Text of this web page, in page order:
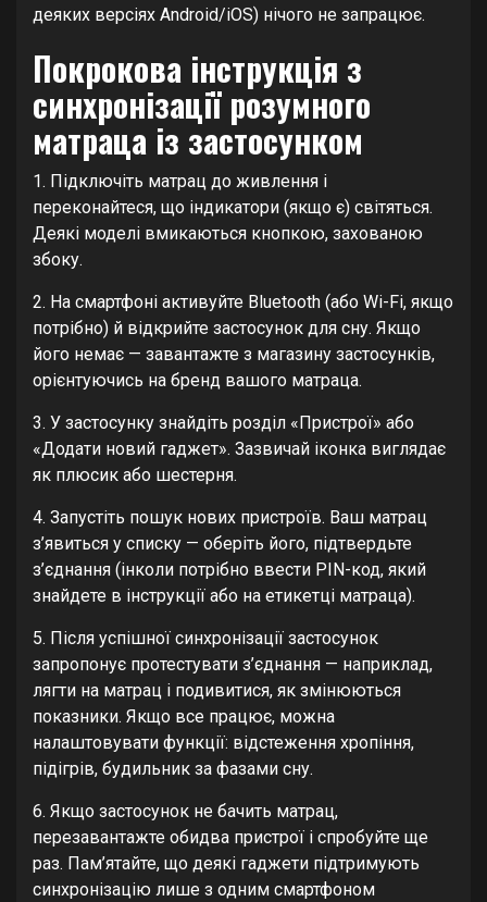
деяких версіях Android/iOS) нічого не запрацює.
Покрокова інструкція з
синхронізації розумного
матраца із застосунком
1. Підключіть матрац до живлення і
переконайтеся, що індикатори (якщо є) світяться.
Деякі моделі вмикаються кнопкою, захованою
збоку.
2. На смартфоні активуйте Bluetooth (або Wi-Fi, якщо
потрібно) й відкрийте застосунок для сну. Якщо
його немає — завантажте з магазину застосунків,
орієнтуючись на бренд вашого матраца.
3. У застосунку знайдіть розділ «Пристрої» або
«Додати новий гаджет». Зазвичай іконка виглядає
як плюсик або шестерня.
4. Запустіть пошук нових пристроїв. Ваш матрац
з’явиться у списку — оберіть його, підтвердьте
з’єднання (інколи потрібно ввести PIN-код, який
знайдете в інструкції або на етикетці матраца).
5. Після успішної синхронізації застосунок
запропонує протестувати з’єднання — наприклад,
лягти на матрац і подивитися, як змінюються
показники. Якщо все працює, можна
налаштовувати функції: відстеження хропіння,
підігрів, будильник за фазами сну.
6. Якщо застосунок не бачить матрац,
перезавантажте обидва пристрої і спробуйте ще
раз. Пам’ятайте, що деякі гаджети підтримують
синхронізацію лише з одним смартфоном